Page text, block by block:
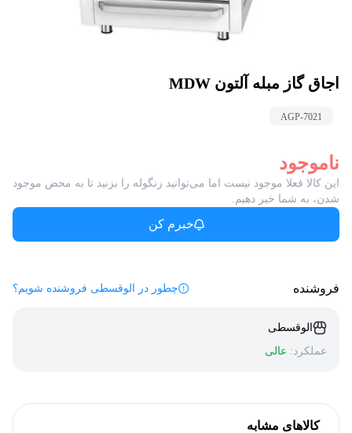
اجاق گاز مبله آلتون MDW
AGP-7021
ناموجود
این کالا فعلا موجود نیست اما می‌توانید زنگوله را بزنید تا به محض موجود
شدن، به شما خبر دهیم.
خبرم کن
فروشنده چطور در الوقسطی فروشنده شویم؟
الوقسطی
عملکرد: عالی
کالاهای مشابه